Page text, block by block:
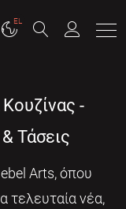
EL
-
Τάσεις
Arts, όπου
τελευταία νέα,